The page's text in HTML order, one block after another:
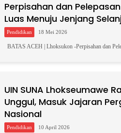
Perpisahan dan
Luas Menuju Jenjang
Pendidikan 18 Mei 2026
BATAS ACEH | Lhoksukon -Perpisahan dan
UIN SUNA Lhokseumawe
Unggul, Masuk Jajaran
Nasional
Pendidikan 10 April 2026